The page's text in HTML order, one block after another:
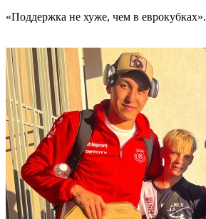
«Поддержка не хуже, чем в еврокубках».